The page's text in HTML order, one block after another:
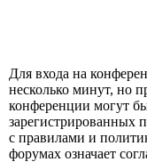
Для входа на
несколько минут, но
конференции могут
зарегистрированных
с правилами и
форумах означает